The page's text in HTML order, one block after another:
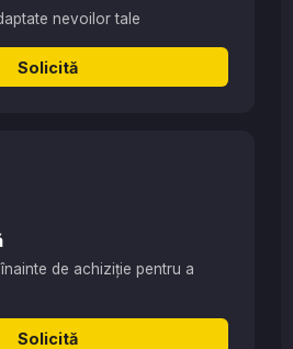
nevoilor tale
Solicită
de achiziție pentru a
Solicită